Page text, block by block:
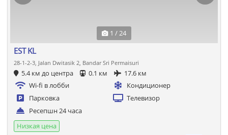
1 / 24
EST KL
28-1-2-3, Jalan Dwitasik 2, Bandar Sri Permaisuri
5.4 км до центра 0.1 км
17.6 км
Wi-fi в лобби
Кондиционер
Парковка
Телевизор
Ресепшн 24 часа
Низкая цена